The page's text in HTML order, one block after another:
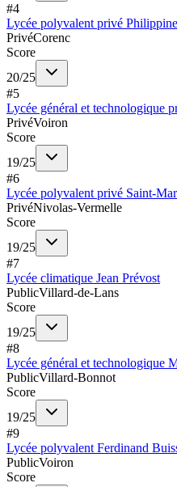
#4
Lycée polyvalent privé
PrivéCorenc
Score
20/25
#5
Lycée général et technologique
PrivéVoiron
Score
19/25
#6
Lycée polyvalent privé Saint-
PrivéNivolas-Vermelle
Score
19/25
#7
Lycée climatique Jean Prévost
PublicVillard-de-Lans
Score
19/25
#8
Lycée général et technologique
PublicVillard-Bonnot
Score
19/25
#9
Lycée polyvalent Ferdinand
PublicVoiron
Score